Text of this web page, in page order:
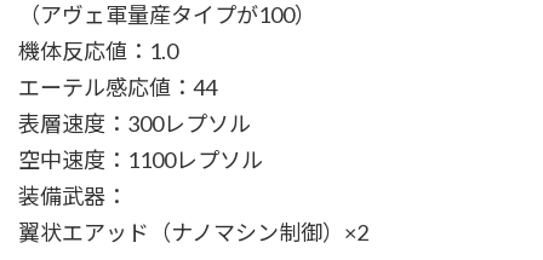
（アヴェ軍量産タイプが100）
機体反応値：1.0
エーテル感応値：44
表層速度：300レプソル
空中速度：1100レプソル
装備武器：
翼状エアッド（ナノマシン制御）×2